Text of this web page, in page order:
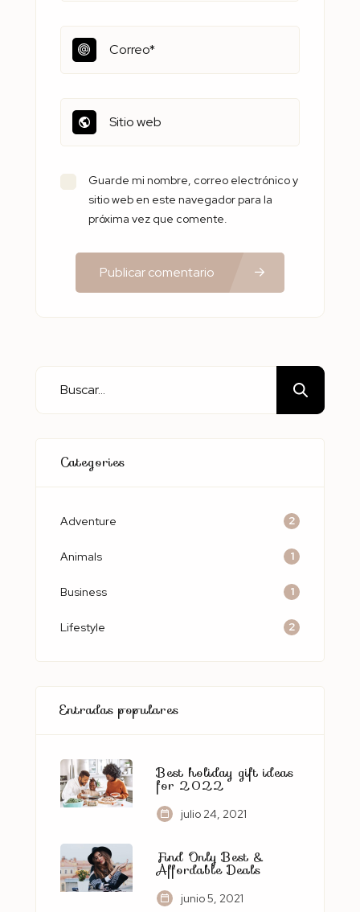
Guarde mi nombre, correo electrónico y
sitio web en este navegador para la
próxima vez que comente.
Publicar comentario
Categories
Adventure 2
Animals 1
Business 1
Lifestyle 2
Entradas populares
Best holiday gift ideas
for 2022
julio 24, 2021
Find Only Best &
Affordable Deals
junio 5, 2021